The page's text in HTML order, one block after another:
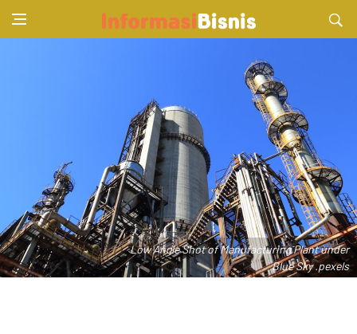
Low Angle Shot of Manufacturing Plant under
Blue Sky .pexels